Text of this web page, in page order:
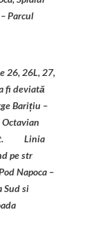
Parcul
26, 26L, 27,
fi deviată
Barițiu –
Octavian
Linia
pe str
Napoca –
Sud si